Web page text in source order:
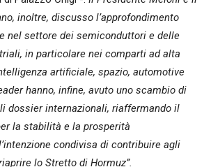
inoltre, discusso l’approfondimento
nel settore dei semiconduttori e delle
in particolare nei comparti ad alta
artificiale, spazio, automotive
hanno, infine, avuto uno scambio di
dossier internazionali, riaffermando il
la stabilità e la prosperità
condivisa di contribuire agli
lo Stretto di Hormuz”.